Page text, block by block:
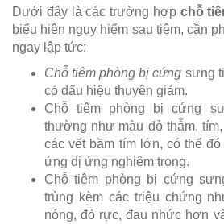
Dưới đây là các trường hợp chỗ
biểu hiện nguy hiểm sau tiêm, cần
ngay lập tức:
Chỗ tiêm phòng bị cứng sưng
có dấu hiệu thuyên giảm.
Chỗ tiêm phòng bị cứng
thường như màu đỏ thẫm,
các vết bầm tím lớn, có thể
ứng dị ứng nghiêm trọng.
Chỗ tiêm phòng bị cứng
trùng kèm các triệu chứng
nóng, đỏ rực, đau nhức hơn